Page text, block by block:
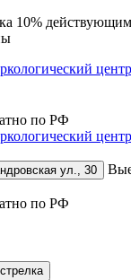
10%
центр
по РФ
центр
ул., 30
по РФ